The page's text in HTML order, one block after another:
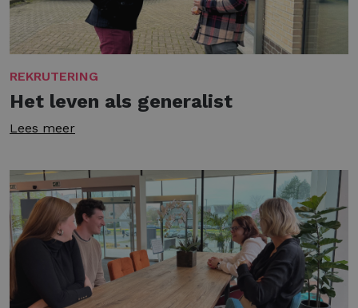
REKRUTERING
Het leven als generalist
Lees meer